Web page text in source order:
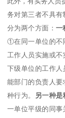
务对第三者不具
分为两个方面： 一
①在同一单位的不
工作人员实施或
下级单位的工作
能部门的负责人
种行为。
另一种是
一单位平级的同